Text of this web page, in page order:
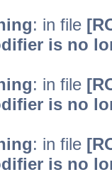
: in file
is no
: in file
is no
: in file
is no